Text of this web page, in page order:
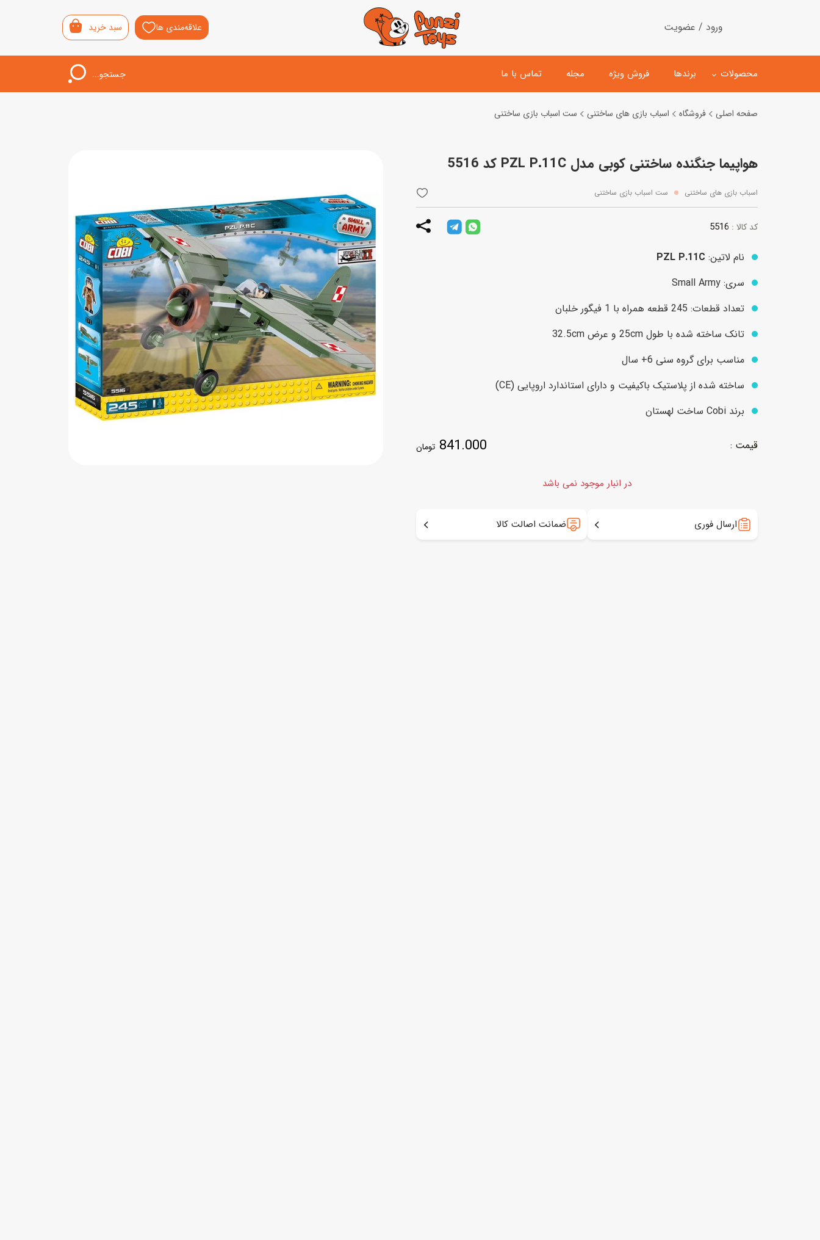
ورود / عضویت علاقه‌مندی ها سبد خرید
محصولات
اسباب‌بازی‌ ساختنی
اسباب‌بازی‌ مگنتی
ماشین مدل و کلکسیونی
ماشین اسباب بازی
تفنگ آبپاش
توپ و وسایل بازی
بازی های آبی
اسباب بازی بادی
خانه و لوازم عروسک
عروسک پولیشی
عروسک مینیاتوری
لوازم گریم و آرایش کودک
اکشن فیگور و شخصیت
حیوانات مینیاتوری
لباس و ماسک
علم و سرگرمی
کیف و کوله پشتی
چمدان کودک
قمقمه و ظرف غذا
جامدادی
اسباب‌بازی چوبی
سورپرایزی‌ها
ست‌های بازی
لوازم موسیقی
برندها فروش ویژه مجله تماس با ما جستجو...
صفحه اصلی فروشگاه اسباب بازی های ساختنی ست اسباب بازی ساختنی
هواپیما جنگنده ساختنی کوبی مدل PZL P.11C کد 5516
اسباب بازی های ساختنی ست اسباب بازی ساختنی
کد کالا : 5516
نام لاتین: PZL P.11C
سری: Small Army
تعداد قطعات: 245 قطعه همراه با 1 فیگور خلبان
تانک ساخته شده با طول 25cm و عرض 32.5cm
مناسب برای گروه سنی 6+ سال
ساخته شده از پلاستیک باکیفیت و دارای استاندارد اروپایی (CE)
برند Cobi ساخت لهستان
841.000 تومان
در انبار موجود نمی باشد
ارسال فوری ضمانت اصالت کالا